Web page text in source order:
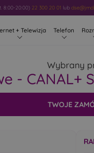
8:00-20:00) 22 300 20 01 lub
+ Telewizja Telefon
Wybrany
- CANAL+
TWOJE